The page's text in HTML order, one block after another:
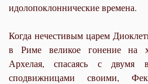
идолопоклоннические времена.
Когда нечестивым царем
в Риме великое гонение на
Архелая, спасаясь с двумя
сподвижницами своими,